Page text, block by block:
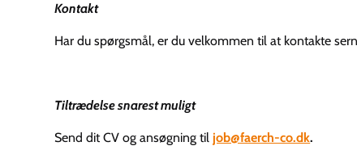
Kontakt
Har du spørgsmål, er du velkommen til at kontakte
Tiltrædelse snarest muligt
Send dit CV og ansøgning til job@faerch-co.dk.